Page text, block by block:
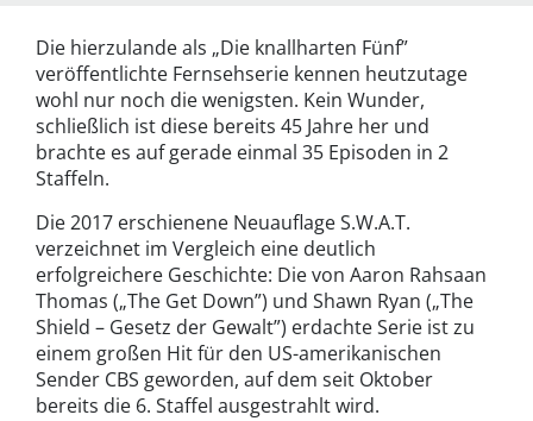
Die hierzulande als „Die knallharten Fünf”
veröffentlichte Fernsehserie kennen heutzutage
wohl nur noch die wenigsten. Kein Wunder,
schließlich ist diese bereits 45 Jahre her und
brachte es auf gerade einmal 35 Episoden in 2
Staffeln.
Die 2017 erschienene Neuauflage S.W.A.T.
verzeichnet im Vergleich eine deutlich
erfolgreichere Geschichte: Die von Aaron Rahsaan
Thomas („The Get Down”) und Shawn Ryan („The
Shield – Gesetz der Gewalt”) erdachte Serie ist zu
einem großen Hit für den US-amerikanischen
Sender CBS geworden, auf dem seit Oktober
bereits die 6. Staffel ausgestrahlt wird.